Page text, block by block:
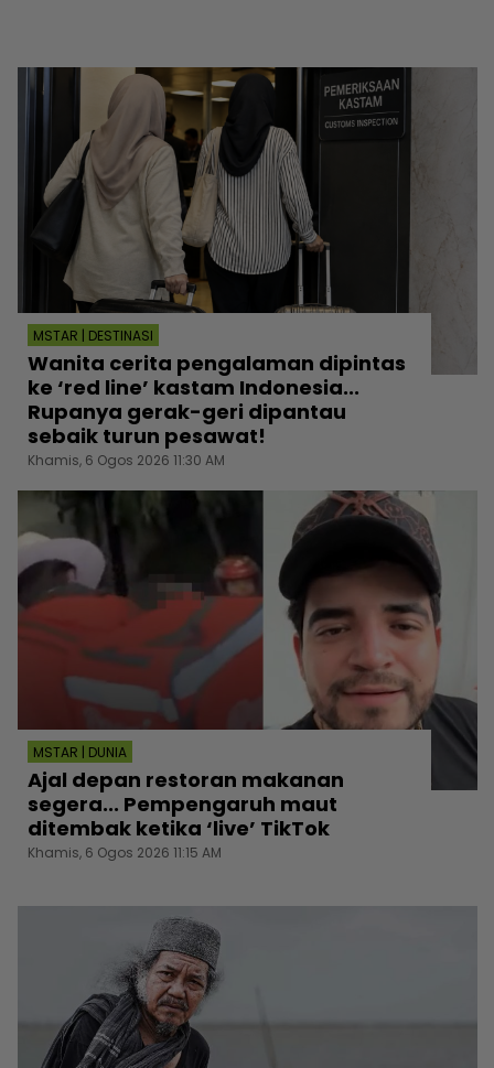
MSTAR | DESTINASI
Wanita cerita pengalaman dipintas
ke ‘red line’ kastam Indonesia...
Rupanya gerak-geri dipantau
sebaik turun pesawat!
Khamis, 6 Ogos 2026 11:30 AM
MSTAR | DUNIA
Ajal depan restoran makanan
segera... Pempengaruh maut
ditembak ketika ‘live’ TikTok
Khamis, 6 Ogos 2026 11:15 AM